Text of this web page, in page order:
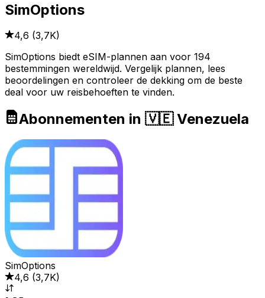
SimOptions
4,6 (3,7K)
SimOptions biedt eSIM-plannen aan voor 194
bestemmingen wereldwijd. Vergelijk plannen, lees
beoordelingen en controleer de dekking om de beste
deal voor uw reisbehoeften te vinden.
Abonnementen in 🇻🇪 Venezuela
SimOptions
4,6 (3,7K)